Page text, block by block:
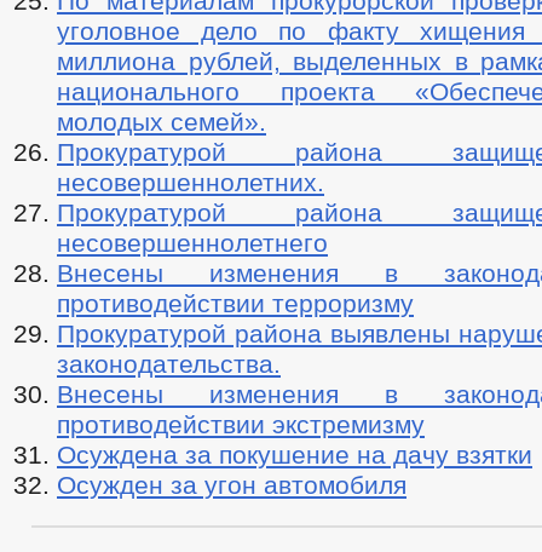
уголовное дело по факту хищения
миллиона рублей, выделенных в
национального проекта
молодых семей».
Прокуратурой района
несовершеннолетних.
Прокуратурой района
несовершеннолетнего
Внесены изменения в
противодействии терроризму
Прокуратурой района выявлены
законодательства.
Внесены изменения в
противодействии экстремизму
Осуждена за покушение на дачу взятки
Осужден за угон автомобиля